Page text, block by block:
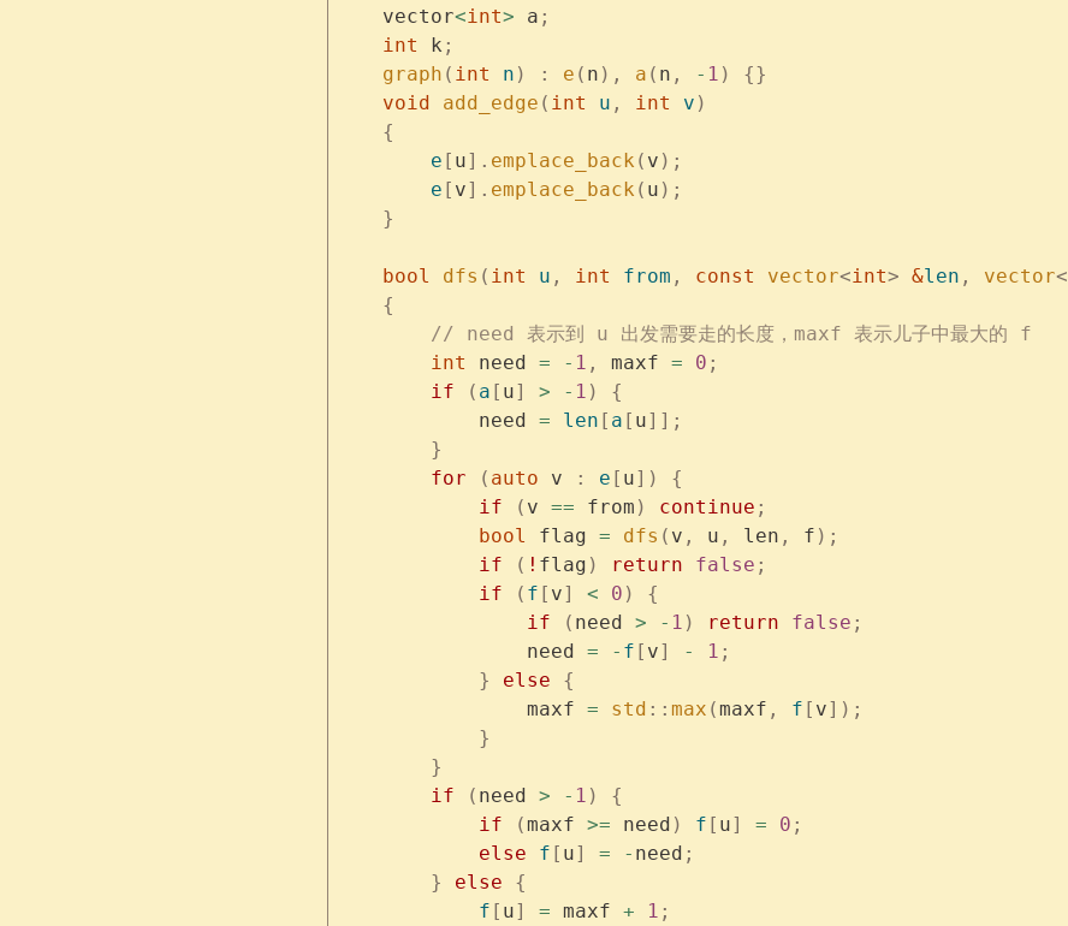
    vector
<int> a ;
    int
k ;
    graph
( int n ) : e ( n ), a ( n , - 1 )
{}
    void
add_edge ( int u , int v )
    {
        e
[ u]. emplace_back ( v );
        e
[ v]. emplace_back ( u );
    }
    bool
dfs ( int u , int from , const vector<int> &len , vector<
    {
        // need 表示到 u 出发需要走的长度，maxf 表示儿子中最大的 f
        int
need = - 1 , maxf = 0 ;
        if
( a [ u] > - 1 )
{
            need
= len [ a [ u]];
        }
        for
( auto v : e [ u])
{
            if
( v == from ) continue ;
            bool
flag = dfs ( v , u , len , f );
            if
( ! flag ) return false ;
            if
( f [ v] < 0 )
{
                if
( need > - 1 ) return false ;
                need
= - f [ v] - 1 ;
            }
else {
                maxf
= std :: max (maxf , f [ v]);
            }
        }
        if
( need > - 1 )
{
            if
(maxf >= need ) f [ u] = 0 ;
            else
f [ u] = - need ;
        }
else {
            f
[ u] = maxf + 1 ;